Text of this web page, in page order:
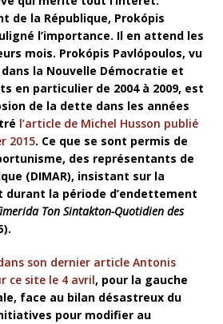
de la République, Prokópis
l’importance. Il en attend les
mois. Prokópis Pavlópoulos, vu
la Nouvelle Démocratie et
en particulier de 2004 à 2009, est
de la dette dans les années
l’article de Michel Husson publié
2015. Ce que se sont permis de
des représentants de
(DIMAR), insistant sur la
durant la période d’endettement
Ton Sintakton-Quotidien des
son dernier article Antonis
ce site le 4 avril, pour la gauche
face au bilan désastreux du
pour modifier au